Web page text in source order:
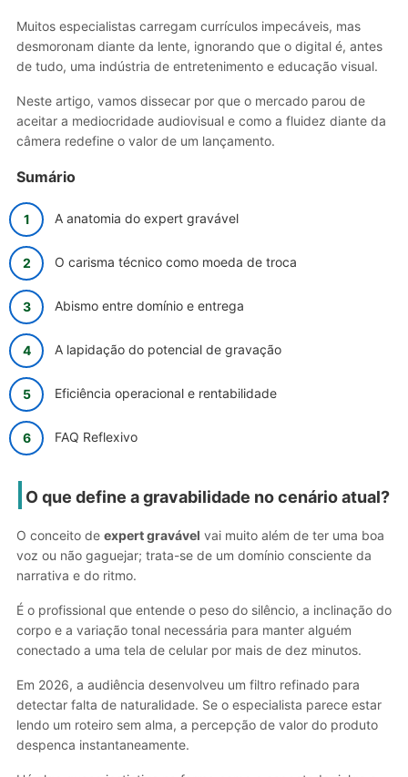
Muitos especialistas carregam currículos impecáveis, mas
desmoronam diante da lente, ignorando que o digital é, antes
de tudo, uma indústria de entretenimento e educação visual.
Neste artigo, vamos dissecar por que o mercado parou de
aceitar a mediocridade audiovisual e como a fluidez diante da
câmera redefine o valor de um lançamento.
Sumário
A anatomia do expert gravável
O carisma técnico como moeda de troca
Abismo entre domínio e entrega
A lapidação do potencial de gravação
Eficiência operacional e rentabilidade
FAQ Reflexivo
O que define a gravabilidade no cenário atual?
O conceito de expert gravável vai muito além de ter uma boa
voz ou não gaguejar; trata-se de um domínio consciente da
narrativa e do ritmo.
É o profissional que entende o peso do silêncio, a inclinação do
corpo e a variação tonal necessária para manter alguém
conectado a uma tela de celular por mais de dez minutos.
Em 2026, a audiência desenvolveu um filtro refinado para
detectar falta de naturalidade. Se o especialista parece estar
lendo um roteiro sem alma, a percepção de valor do produto
despenca instantaneamente.